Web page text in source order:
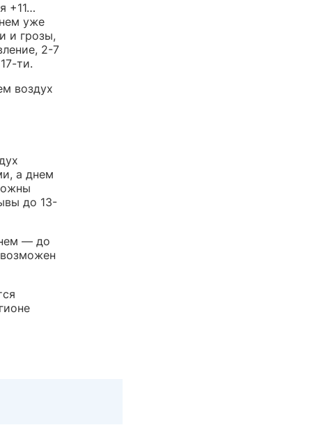
+11…
уже
и грозы,
2-7
ти.
воздух
а днем
до 13-
— до